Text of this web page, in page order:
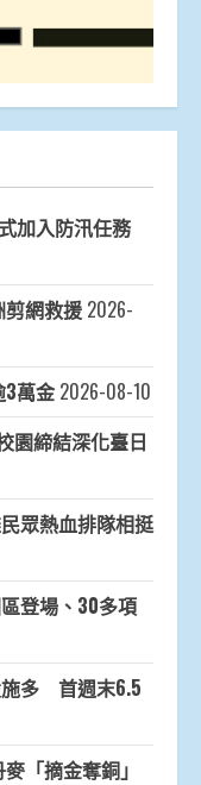
加入防汛任務
網救援 2026-
3萬金 2026-08-10
園締結深化臺日
眾熱血排隊相挺
登場、30多項
施多 首週末6.5
「摘金奪銅」